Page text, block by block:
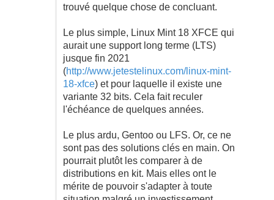
trouvé quelque chose de concluant.
Le plus simple, Linux Mint 18 XFCE qui
aurait une support long terme (LTS)
jusque fin 2021
(http://www.jetestelinux.com/linux-mint-
18-xfce) et pour laquelle il existe une
variante 32 bits. Cela fait reculer
l'échéance de quelques années.
Le plus ardu, Gentoo ou LFS. Or, ce ne
sont pas des solutions clés en main. On
pourrait plutôt les comparer à de
distributions en kit. Mais elles ont le
mérite de pouvoir s'adapter à toute